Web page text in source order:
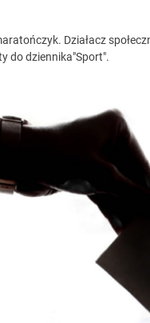
Działacz
do dziennika"Sport".